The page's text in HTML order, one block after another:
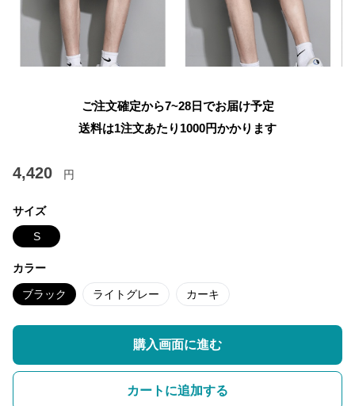
ご注文確定から7~28日でお届け予定
送料は1注文あたり 1000円かかります
4,420 円
サイズ
S
カラー
ブラック ライトグレー カーキ
購入画面に進む
カートに追加する